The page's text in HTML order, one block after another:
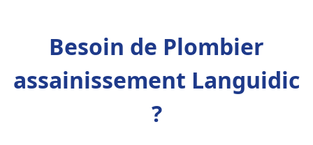
Besoin de Plombier
assainissement Languidic
?